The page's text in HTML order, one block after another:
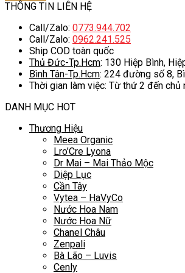
là:
500.000 ₫.
THÔNG TIN LIÊN HỆ
Call/Zalo: 0773.944.702
Call/Zalo: 0962.241.525
Ship COD toàn quốc
Thủ Đức-Tp.Hcm: 130 Hiệp Bình,
Bình Tân-Tp.Hcm: 224 đường số 8,
Thời gian làm việc: Từ thứ 2 đến chủ
DANH MỤC HOT
Thương Hiệu
Meea Organic
Lro’Cre Lyona
Dr Mai – Mai Thảo Mộc
Diệp Lục
Cần Tây
Vytea – HaVyCo
Nước Hoa Nam
Nước Hoa Nữ
Chanel Châu
Zenpali
Bà Lão – Luvis
Cenly